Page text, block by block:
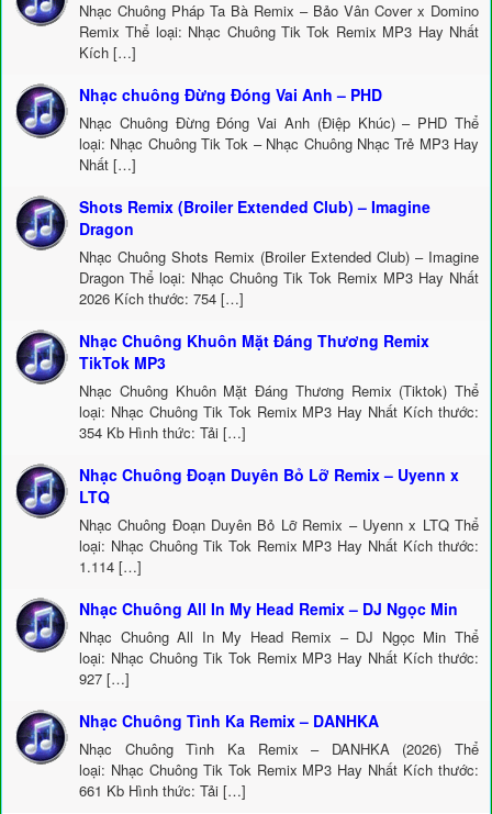
Nhạc Chuông Pháp Ta Bà Remix – Bảo Vân Cover x Domino
Remix Thể loại: Nhạc Chuông Tik Tok Remix MP3 Hay Nhất
Kích […]
Nhạc chuông Đừng Đóng Vai Anh – PHD
Nhạc Chuông Đừng Đóng Vai Anh (Điệp Khúc) – PHD Thể
loại: Nhạc Chuông Tik Tok – Nhạc Chuông Nhạc Trẻ MP3 Hay
Nhất […]
Shots Remix (Broiler Extended Club) – Imagine
Dragon
Nhạc Chuông Shots Remix (Broiler Extended Club) – Imagine
Dragon Thể loại: Nhạc Chuông Tik Tok Remix MP3 Hay Nhất
2026 Kích thước: 754 […]
Nhạc Chuông Khuôn Mặt Đáng Thương Remix
TikTok MP3
Nhạc Chuông Khuôn Mặt Đáng Thương Remix (Tiktok) Thể
loại: Nhạc Chuông Tik Tok Remix MP3 Hay Nhất Kích thước:
354 Kb Hình thức: Tải […]
Nhạc Chuông Đoạn Duyên Bỏ Lỡ Remix – Uyenn x
LTQ
Nhạc Chuông Đoạn Duyên Bỏ Lỡ Remix – Uyenn x LTQ Thể
loại: Nhạc Chuông Tik Tok Remix MP3 Hay Nhất Kích thước:
1.114 […]
Nhạc Chuông All In My Head Remix – DJ Ngọc Min
Nhạc Chuông All In My Head Remix – DJ Ngọc Min Thể
loại: Nhạc Chuông Tik Tok Remix MP3 Hay Nhất Kích thước:
927 […]
Nhạc Chuông Tình Ka Remix – DANHKA
Nhạc Chuông Tình Ka Remix – DANHKA (2026) Thể
loại: Nhạc Chuông Tik Tok Remix MP3 Hay Nhất Kích thước:
661 Kb Hình thức: Tải […]